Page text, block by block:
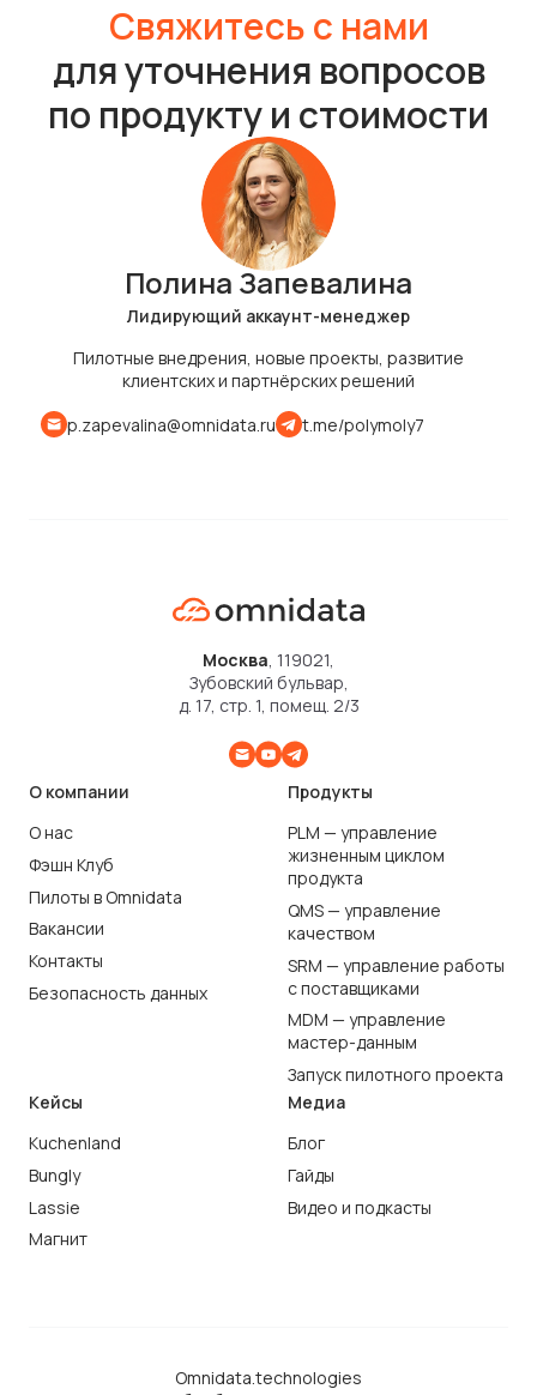
Свяжитесь с нами
для уточнения вопросов
по продукту и стоимости
Полина Запевалина
Лидирующий аккаунт-менеджер
Пилотные внедрения, новые проекты, развитие
клиентских и партнёрских решений
p.zapevalina@omnidata.ru
t.me/polymoly7
Москва , 119021,
Зубовский бульвар,
д. 17, стр. 1, помещ. 2/3
О компании
О нас
Фэшн Клуб
Пилоты в Omnidata
Вакансии
Контакты
Безопасность данных
Продукты
PLM — управление
жизненным циклом
продукта
QMS — управление
качеством
SRM — управление работы
с поставщиками
MDM — управление
мастер-данным
Запуск пилотного проекта
Кейсы
Kuchenland
Bungly
Lassie
Магнит
Медиа
Блог
Гайды
Видео и подкасты
Omnidata.technologies